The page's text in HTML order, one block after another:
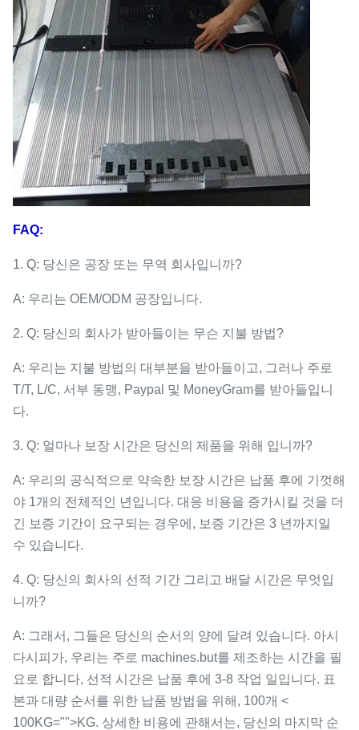
FAQ:
1. Q: 당신은 공장 또는 무역 회사입니까?
A: 우리는 OEM/ODM 공장입니다.
2. Q: 당신의 회사가 받아들이는 무슨 지불 방법?
A: 우리는 지불 방법의 대부분을 받아들이고, 그러나 주로
T/T, L/C, 서부 동맹, Paypal 및 MoneyGram를 받아들입니
다.
3. Q: 얼마나 보장 시간은 당신의 제품을 위해 입니까?
A: 우리의 공식적으로 약속한 보장 시간은 납품 후에 기껏해
야 1개의 전체적인 년입니다. 대응 비용을 증가시킬 것을 더
긴 보증 기간이 요구되는 경우에, 보증 기간은 3 년까지일
수 있습니다.
4. Q: 당신의 회사의 선적 기간 그리고 배달 시간은 무엇입
니까?
A: 그래서, 그들은 당신의 순서의 양에 달려 있습니다. 아시
다시피가, 우리는 주로 machines.but를 제조하는 시간을 필
요로 합니다, 선적 시간은 납품 후에 3-8 작업 일입니다. 표
본과 대량 순서를 위한 납품 방법을 위해, 100개 <
100KG="">KG. 상세한 비용에 관해서는, 당신의 마지막 순